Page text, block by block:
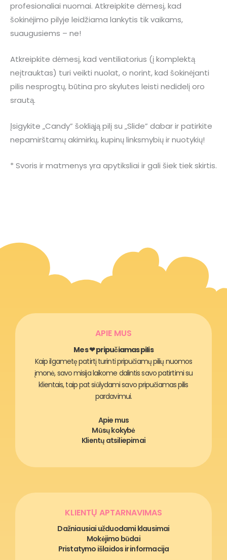
profesionaliai nuomai. Atkreipkite dėmesį, kad
šokinėjimo pilyje leidžiama lankytis tik vaikams,
suaugusiems – ne!
Atkreipkite dėmesį, kad ventiliatorius (į komplektą
neįtrauktas) turi veikti nuolat, o norint, kad šokinėjanti
pilis nesprogtų, būtina pro skylutes leisti nedidelį oro
srautą.
Įsigykite „Candy” šokliąją pilį su „Slide” dabar ir patirkite
nepamirštamų akimirkų, kupinų linksmybių ir nuotykių!
* Svoris ir matmenys yra apytiksliai ir gali šiek tiek skirtis.
APIE MUS
Mes ❤ pripučiamas pilis
Kaip ilgametę patirtį turinti pripučiamų pilių nuomos
įmonė, savo misija laikome dalintis savo patirtimi su
klientais, taip pat siūlydami savo pripučiamas pilis
pardavimui.
Apie mus
Mūsų kokybė
Klientų atsiliepimai
KLIENTŲ APTARNAVIMAS
Dažniausiai užduodami klausimai
Mokėjimo būdai
Pristatymo išlaidos ir informacija